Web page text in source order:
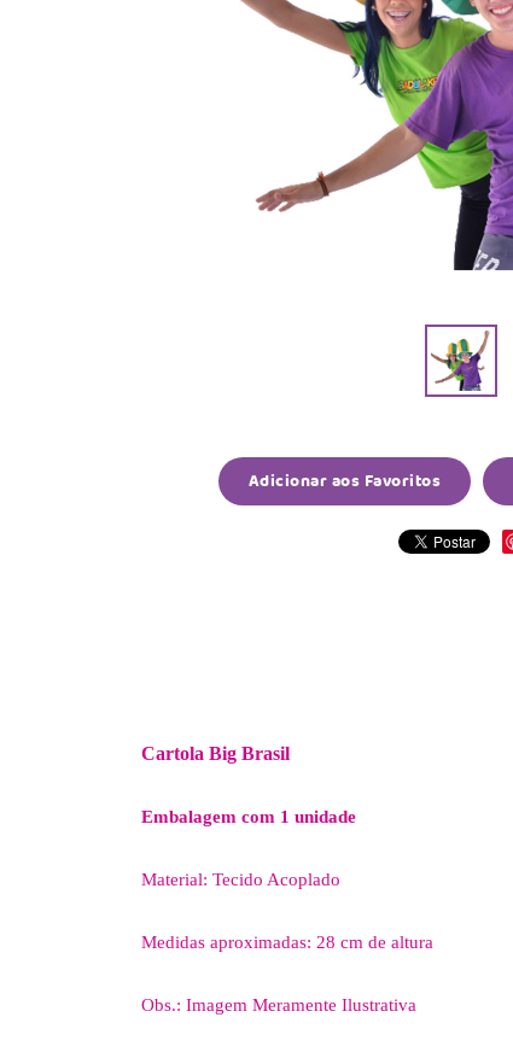
Adicionar aos Favoritos
Cartola Big Brasil
Embalagem com 1 unidade
Material: Tecido Acoplado
Medidas aproximadas: 28 cm de altura
Obs.: Imagem Meramente Ilustrativa